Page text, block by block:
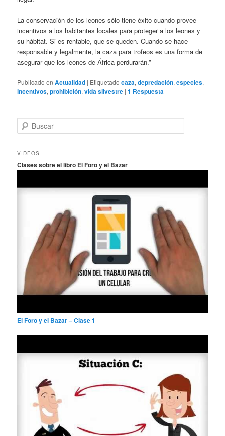
La conservación de los leones sólo tiene éxito cuando provee
incentivos a los habitantes locales para proteger a los leones y
su hábitat. Si es rentable, que se queden. Cuando se hace
responsable y legalmente, la caza para trofeos es una forma de
asegurar que los leones de África perdurarán.”
Publicado en Actualidad | Etiquetado caza,depredación,especies,
incentivos,prohibición,vida silvestre |1 Respuesta
u
c
r
VIDEOS
Clases sobre el libro El Foro y el Bazar
El Foro y el Bazar – Clase 1